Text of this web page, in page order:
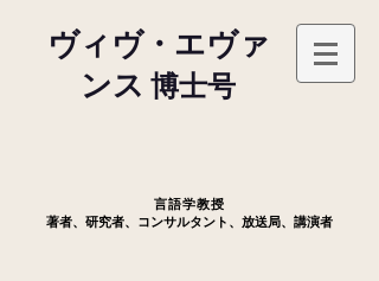
ヴィヴ・エヴァ
ンス 博士号
言語学教授
著者、研究者、コンサルタント、放送局、講演者